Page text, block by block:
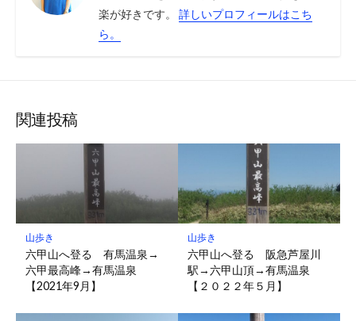
楽が好きです。 詳しいプロフィールはこち
ら。
関連投稿
山歩き
六甲山へ登る 有馬温泉→
六甲最高峰→有馬温泉
【2021年9月】
山歩き
六甲山へ登る 阪急芦屋川
駅→六甲山頂→有馬温泉
【２０２２年５月】